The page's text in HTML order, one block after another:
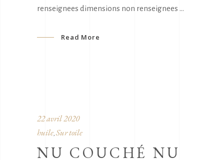
renseignees dimensions non renseignees
Read More
22 avril 2020
huile, Sur toile
NU COUCHÉ NU